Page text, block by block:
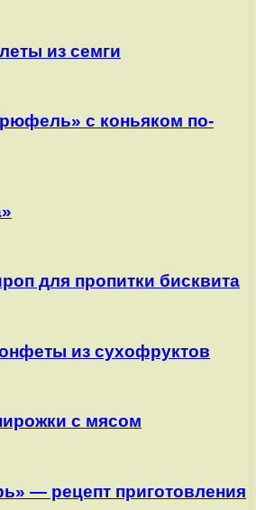
из семги
с коньяком по-
для пропитки бисквита
из сухофруктов
с мясом
— рецепт приготовления